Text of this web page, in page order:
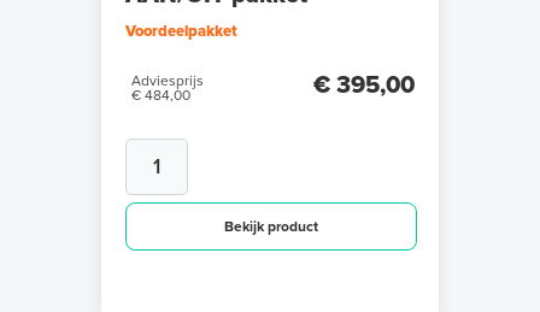
Voordeelpakket
Adviesprijs
€ 484,00
€ 395,00
Bekijk product